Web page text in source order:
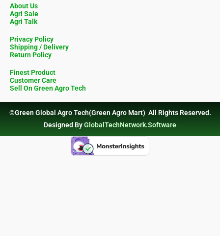
About Us
Agri Sale
Agri Talk
Privacy Policy
Shipping / Delivery
Return Policy
Finest Product
Customer Care
Sell On Green Agro Tech
©Green Global Agro Tech(Green Agro Mart) All Rights Reserved.
Designed ByGlobalTechNetwork.Software